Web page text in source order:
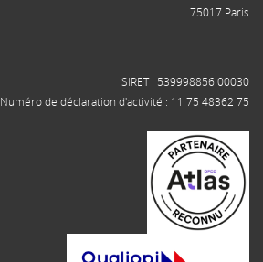
75017 Paris
SIRET : 539998856 00030
Numéro de déclaration d'activité : 11 75 48362 75